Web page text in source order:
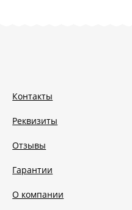
Контакты
Реквизиты
Отзывы
Гарантии
О компании